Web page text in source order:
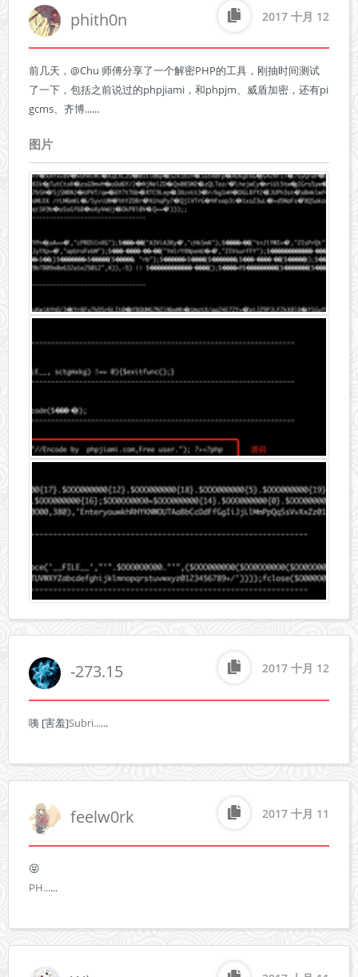
phith0n 2017 十月 12
前几天，@Chu 师傅分享了一个解密PHP的工具，刚抽时间测试
了一下，包括之前说过的phpjiami，和phpjm、威盾加密，还有pi
gcms、齐博......
图片
-273.15 2017 十月 12
咦 [害羞]Subri......
feelw0rk 2017 十月 11
PH......